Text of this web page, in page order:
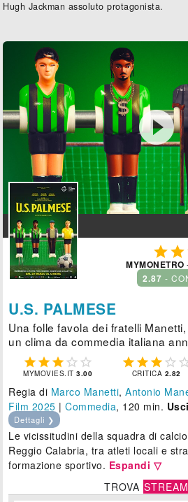
Hugh Jackman assoluto protagonista.


MYMONETRO
2.87 -
U.S. PALMESE
Una folle favola dei fratelli
un clima da commedia italiana
    
MYMOVIES.IT3.00
   
CRITICA 2.82
Regia di Marco Manetti,Antonio
Film 2025 |Commedia, 120 min.
Dettagli ❯
Le vicissitudini della squadra di
Reggio Calabria, tra atleti locali e
formazione sportivo. Espandi ▽
TROVA